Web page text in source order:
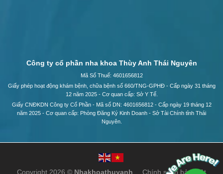
Công ty cổ phần nha khoa Thùy Anh Thái Nguyên
Mã Số Thuế: 4601656812
Giấy phép hoạt động khám bệnh, chữa bệnh số 660/TNG-GPHĐ - Cấp ngày 31 tháng
12 năm 2025 - Cơ quan cấp: Sở Y Tế.
Giấy CNĐKDN Công ty Cổ Phần - Mã số DN: 4601656812 - Cấp ngày 19 tháng 12
năm 2025 - Cơ quan cấp: Phòng Đăng Ký Kinh Doanh - Sở Tài Chính tỉnh Thái
Nguyên.
Copyright 2026 © Nhakhoathuyanh Chính sách bảo mật